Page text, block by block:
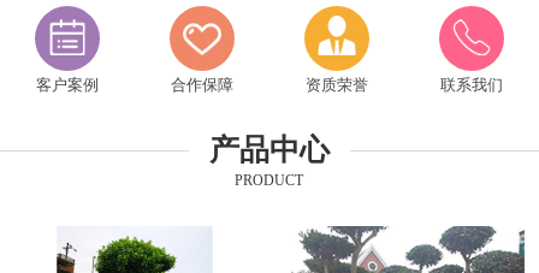
客户案例 合作保障 资质荣誉 联系我们
产品中心
PRODUCT